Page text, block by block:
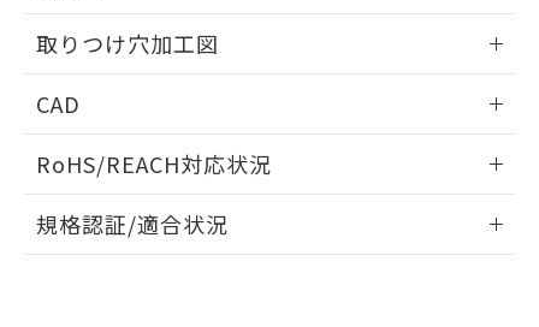
取りつけ穴加工図
CAD
ドすることができます。
ログイン/会員登録
RoHS/REACH対応状況
EU RoHS 注意事項・凡例
規格認証/適合状況
また、RoHS指令のフタル酸エステル類４
物質の対応では、対応完了までの期間は出
荷製品に未対応品が混在することから備考
既に当社にて対応品への在庫切替を完了
していることから、特段のことがない限
り、2022年1月12日より割愛しておりま